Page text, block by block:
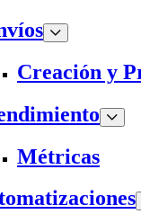
Creación y
Métricas